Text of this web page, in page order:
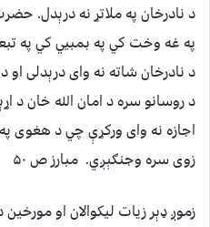
د نادرخان په ملاتړ نه درېدل.
په غه وخت کي په بمبيي کي په
د نادرخان شاته نه وای درېدلی او
د روسانو سره د امان الله خان د
اجازه نه وای ورکړې چي د هغوی
زوی سره وجنګېږي. مبارز ص ۵۰
زموږ ډېر زیات لیکوالان او